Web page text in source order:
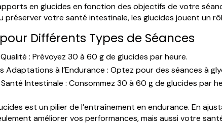
en glucides en fonction des objectifs de votre
préserver votre santé intestinale, les glucides jouent un
Différents Types de Séances
: Prévoyez 30 à 60 g de glucides par heure.
Adaptations à l’Endurance : Optez pour des séances à
Intestinale : Consommez 30 à 60 g de glucides par
est un pilier de l’entraînement en endurance. En
améliorer vos performances, mais aussi votre